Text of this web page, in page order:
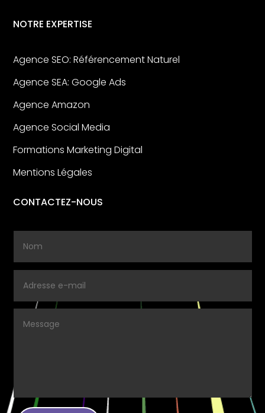
NOTRE EXPERTISE
Agence SEO: Référencement Naturel
Agence SEA: Google Ads
Agence Amazon
Agence Social Media
Formations Marketing Digital
Mentions Légales
CONTACTEZ-NOUS